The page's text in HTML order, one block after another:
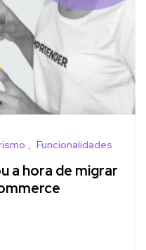
Funcionalidades
a hora de migrar